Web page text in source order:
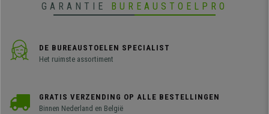
GARANTIE BUREAUSTOELPRO
DE BUREAUSTOELEN SPECIALIST
Het ruimste assortiment
GRATIS VERZENDING OP ALLE BESTELLINGEN
Binnen Nederland en België